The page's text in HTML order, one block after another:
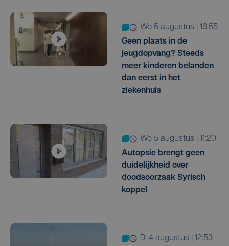
wo 5 augustus | 16:55
Geen plaats in de
jeugdopvang? Steeds
meer kinderen belanden
dan eerst in het
ziekenhuis
wo 5 augustus | 11:20
Autopsie brengt geen
duidelijkheid over
doodsoorzaak Syrisch
koppel
di 4 augustus | 12:53